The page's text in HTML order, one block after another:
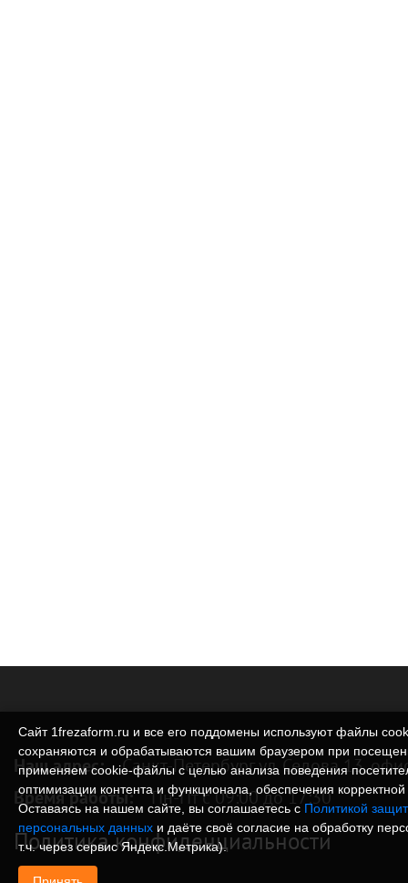
Наш адрес: Санкт-Петербург ул. Седова 13,
Время работы: Пн-Пт с 09:00 до 17:30
Политика конфиденциальности
Сайт 1frezaform.ru и все его поддомены используют файлы
сохраняются и обрабатываются вашим браузером при
применяем cookie‑файлы с целью анализа поведения
оптимизации контента и функционала, обеспечения
Оставаясь на нашем сайте, вы соглашаетесь с Политикой
персональных данных и даёте своё согласие на обработку
т.ч. через сервис Яндекс.Метрика).